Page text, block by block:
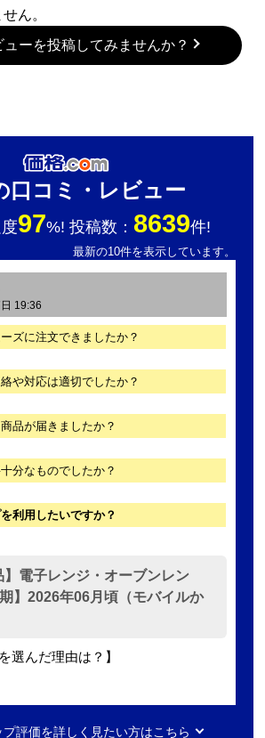
ん。
ーを投稿してみませんか？
口コミ・レビュー
97%! 投稿数： 8639件!
最新の10件を表示しています。
19:36
ズに注文できましたか？
や対応は適切でしたか？
品が届きましたか？
分なものでしたか？
利用したいですか？
】電子レンジ・オーブンレン
】2026年06月頃（モバイルか
選んだ理由は？】
評価を詳しく見たい方はこちら